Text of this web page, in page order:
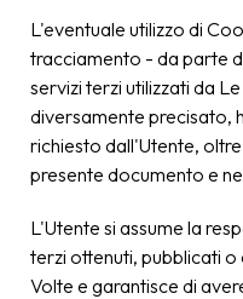
L'eventuale utilizzo di
tracciamento - da parte
servizi terzi utilizzati da
diversamente precisato,
richiesto dall'Utente,
presente documento e
L'Utente si assume la
terzi ottenuti, pubblicati
Volte e garantisce di